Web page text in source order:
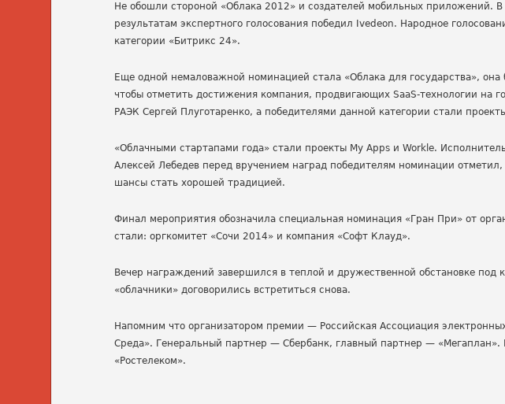
Не обошли стороной «Облака 2012» и создателей мобильных приложений.
результатам экспертного голосования победил Ivedeon. Народное
категории «Битрикс 24».
Еще одной немаловажной номинацией стала «Облака для государства», она
чтобы отметить достижения компания, продвигающих SaaS-технологии на
РАЭК Сергей Плуготаренко, а победителями данной категории стали
«Облачными стартапами года» стали проекты My Apps и Workle.
Алексей Лебедев перед вручением наград победителям номинации
шансы стать хорошей традицией.
Финал мероприятия обозначила специальная номинация «Гран При» от
стали: оргкомитет «Сочи 2014» и компания «Софт Клауд».
Вечер награждений завершился в теплой и дружественной обстановке под
«облачники» договорились встретиться снова.
Напомним что организатором премии — Российская Ассоциация
Среда». Генеральный партнер — Сбербанк, главный партнер —
«Ростелеком».